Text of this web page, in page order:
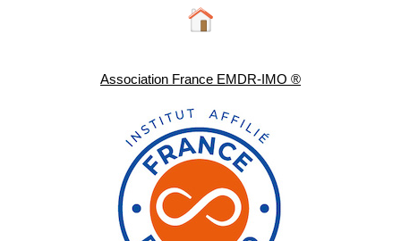
Association France EMDR-IMO ®